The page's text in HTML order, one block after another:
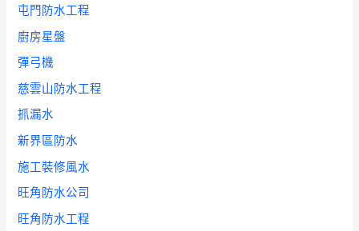
屯門防水工程
廚房星盤
彈弓機
慈雲山防水工程
抓漏水
新界區防水
施工裝修風水
旺角防水公司
旺角防水工程